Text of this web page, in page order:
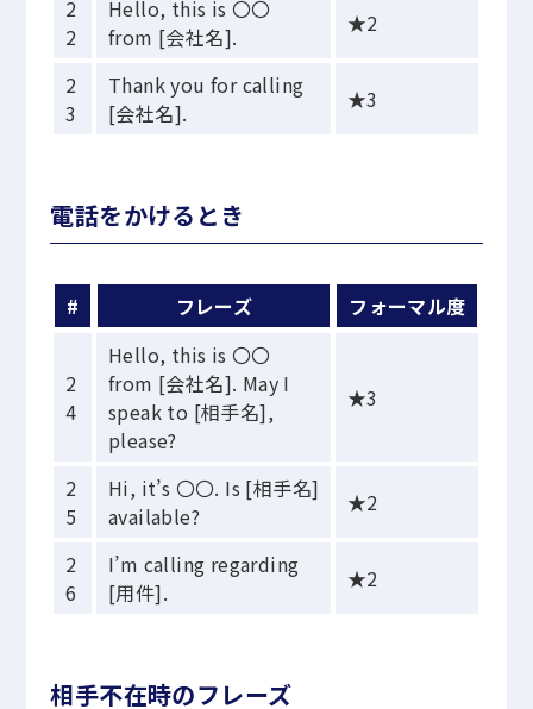
2
2
Hello, this is 〇〇
from [会社名].
★2
2
3
Thank you for calling
[会社名].
★3
電話をかけるとき
# フレーズ フォーマル度
2
4
Hello, this is 〇〇
from [会社名]. May I
speak to [相手名],
please?
★3
2
5
Hi, it’s 〇〇. Is [相手名]
available?
★2
2
6
I’m calling regarding
[用件].
★2
相手不在時のフレーズ